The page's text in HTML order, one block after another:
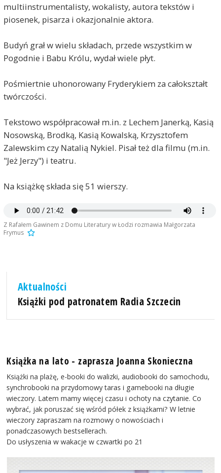
multiinstrumentalisty, wokalisty, autora tekstów i
piosenek, pisarza i okazjonalnie aktora.
Budyń grał w wielu składach, przede wszystkim w
Pogodnie i Babu Królu, wydał wiele płyt.
Pośmiertnie uhonorowany Fryderykiem za całokształt
twórczości.
Tekstowo współpracował m.in. z Lechem Janerką, Kasią
Nosowską, Brodką, Kasią Kowalską, Krzysztofem
Zalewskim czy Natalią Nykiel. Pisał też dla filmu (m.in.
"Jeż Jerzy") i teatru.
Na książkę składa się 51 wierszy.
Z Rafałem Gawinem z Domu Literatury w Łodzi rozmawia Małgorzata
Frymus
Aktualności
Książki pod patronatem Radia Szczecin
Książka na lato - zaprasza Joanna Skonieczna
Książki na plażę, e-booki do walizki, audiobooki do samochodu,
synchrobooki na przydomowy taras i gamebooki na długie
wieczory. Latem mamy więcej czasu i ochoty na czytanie. Co
wybrać, jak poruszać się wśród półek z książkami? W letnie
wieczory zapraszam na rozmowy o nowościach i
ponadczasowych bestsellerach.
Do usłyszenia w wakacje w czwartki po 21